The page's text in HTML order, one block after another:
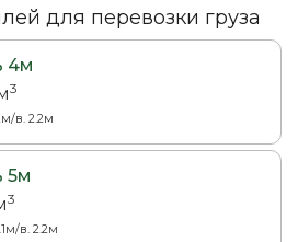
для перевозки груза
4м
3
в. 2.2м
5м
3
в. 2.2м